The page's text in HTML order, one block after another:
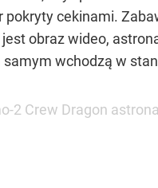
pokryty cekinami.
obraz wideo,
wchodzą w
2 Crew Dragon